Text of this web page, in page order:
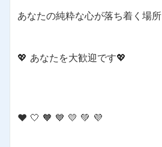
あなたの純粋な心が落ち着く場所
💖 あなたを大歓迎です💖
❤️ 🤍 🧡 💙 💛 💚 💜